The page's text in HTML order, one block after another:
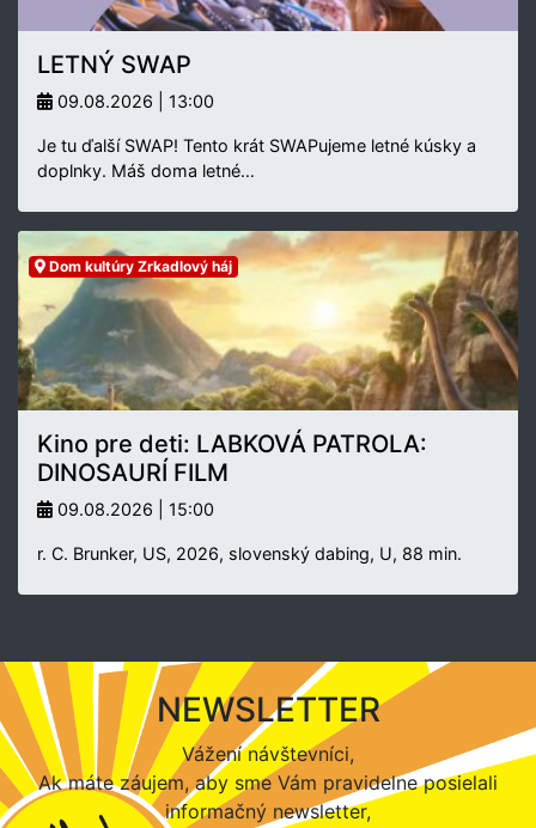
LETNÝ SWAP
09.08.2026 | 13:00
Je tu ďalší SWAP! Tento krát SWAPujeme letné kúsky a
doplnky. Máš doma letné…
Dom kultúry Zrkadlový háj
Kino pre deti: LABKOVÁ PATROLA:
DINOSAURÍ FILM
09.08.2026 | 15:00
r. C. Brunker, US, 2026, slovenský dabing, U, 88 min.
NEWSLETTER
Vážení návštevníci,
Ak máte záujem, aby sme Vám pravidelne posielali
informačný newsletter,